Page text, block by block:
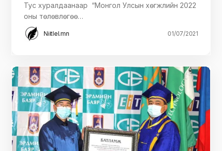
Тус хуралдаанаар “Монгол Улсын хөгжлийн 2022
оны төлөвлөгөө…
Niitlel.mn 01/07/2021